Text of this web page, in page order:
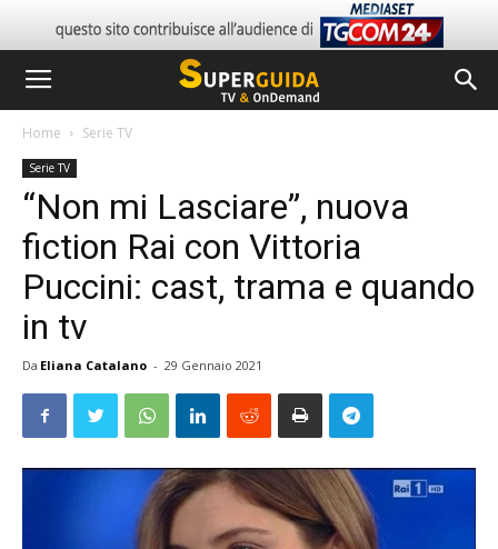
Home Serie TV
Serie TV
“Non mi Lasciare”, nuova
fiction Rai con Vittoria
Puccini: cast, trama e quando
in tv
Da Eliana Catalano - 29 Gennaio 2021